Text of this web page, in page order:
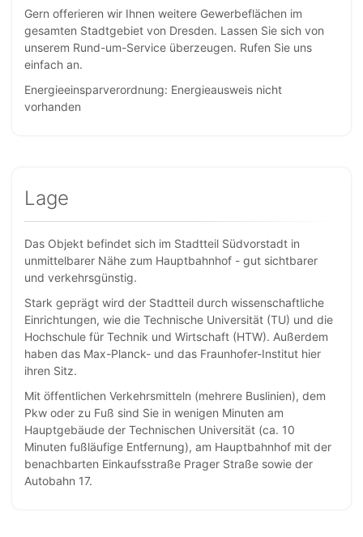
Gern offerieren wir Ihnen weitere Gewerbeflächen im
gesamten Stadtgebiet von Dresden. Lassen Sie sich von
unserem Rund-um-Service überzeugen. Rufen Sie uns
einfach an.
Energieeinsparverordnung: Energieausweis nicht
vorhanden
Lage
Das Objekt befindet sich im Stadtteil Südvorstadt in
unmittelbarer Nähe zum Hauptbahnhof - gut sichtbarer
und verkehrsgünstig.
Stark geprägt wird der Stadtteil durch wissenschaftliche
Einrichtungen, wie die Technische Universität (TU) und die
Hochschule für Technik und Wirtschaft (HTW). Außerdem
haben das Max-Planck- und das Fraunhofer-Institut hier
ihren Sitz.
Mit öffentlichen Verkehrsmitteln (mehrere Buslinien), dem
Pkw oder zu Fuß sind Sie in wenigen Minuten am
Hauptgebäude der Technischen Universität (ca. 10
Minuten fußläufige Entfernung), am Hauptbahnhof mit der
benachbarten Einkaufsstraße Prager Straße sowie der
Autobahn 17.